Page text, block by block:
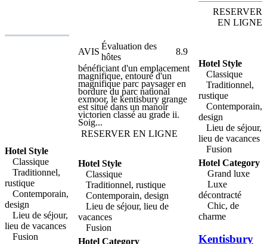
patrimoine mondial de
l'unesco. Au bord du sentier
côtier sud-ouest, vous
pourrez faire des randonnées
faciles le long de la côte ou
tout simplement vous
prélasser sur les plages de
sable et de galets,
particulièrement
remarquables pour leur
propreté et la pureté de leur
eau. Parmi les autres activités
de plein air disponibles, vous
clients de l’hôtel apprécieront
l’affiliation à la campagne au
club de cricket, club de tennis
et de croquet de Sidmouth,
ainsi que des green fees à des
tarifs préférentiels au club de
golf de Sidmouth, situé à
proximité, et au club de golf
et country club de Woodbury
Park. fier titulaire de deux
rosettes aa, le restaurant de
RESERVER
EN LIGNE
Hotel Style
Classique
Traditionnel,
rustique
Contemporain,
design
Lieu de séjour,
lieu de vacances
Fusion
AVIS
Évaluation des
hôtes
8.9
bénéficiant d'un emplacement
magnifique, entouré d'un
magnifique parc paysager en
bordure du parc national
exmoor, le kentisbury grange
est situé dans un manoir
victorien classé au grade ii.
Soig...
RESERVER EN LIGNE
Hotel Style
Classique
Traditionnel, rustique
Contemporain, design
Lieu de séjour, lieu de
vacances
Fusion
Hotel Category
Hotel Style
Classique
Traditionnel,
rustique
Contemporain,
design
Lieu de séjour,
lieu de vacances
Fusion
Hotel Category
Grand luxe
Luxe
décontracté
Chic, de
charme
Kentisbury